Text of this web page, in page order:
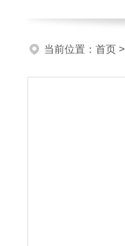
当前位置： 首页 >